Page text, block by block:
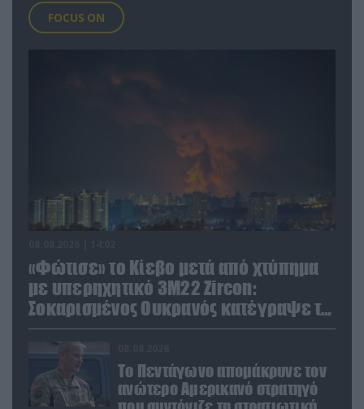
FOCUS ON
«Φώτισε» το Κίεβο μετά από χτύπημα
με υπερηχητικό 3M22 Zircon:
Σοκαρισμένος Ουκρανός κατέγραψε τη
στιγμή (βίντεο)
Το Πεντάγωνο απομάκρυνε τον
ανώτερο Αμερικανό στρατηγό